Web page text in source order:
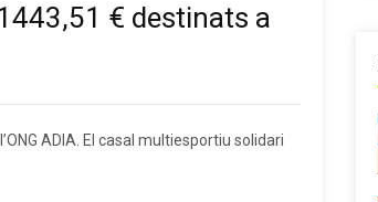
€ destinats a
ADIA. El casal multiesportiu solidari